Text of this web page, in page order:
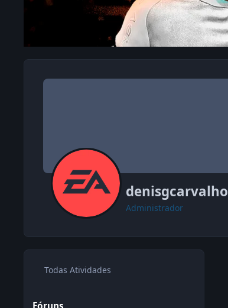
denisgcarvalho
Administrador
Todas Atividades